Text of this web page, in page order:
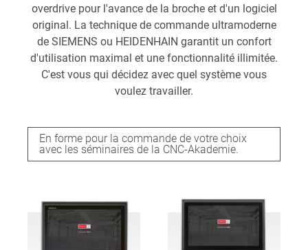
overdrive pour l'avance de la broche et d'un logiciel
original. La technique de commande ultramoderne
de SIEMENS ou HEIDENHAIN garantit un confort
d'utilisation maximal et une fonctionnalité illimitée.
C'est vous qui décidez avec quel système vous
voulez travailler.
En forme pour la commande de votre choix
avec les séminaires de la CNC-Akademie.